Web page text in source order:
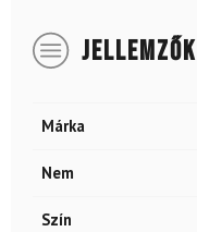
JELLEMZŐK
Márka
Nem
Szín